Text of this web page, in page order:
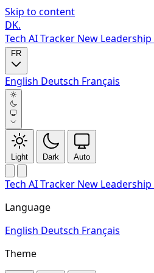
Skip to content
DK.
Tech AI Tracker New Leadership
English Deutsch Français
Light Dark Auto
Tech AI Tracker New Leadership
Language
English Deutsch Français
Theme